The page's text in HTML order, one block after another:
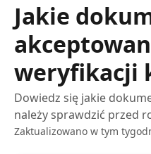
Jakie
weryfikacji
Dowiedz się jakie
należy sprawdzić przed
Zaktualizowano w tym